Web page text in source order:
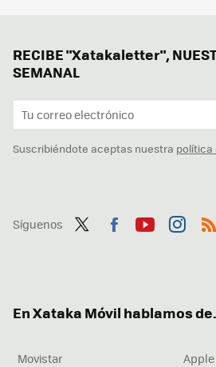
RECIBE "Xatakaletter",
SEMANAL
Suscribiéndote aceptas nuestra política
Síguenos
En Xataka Móvil hablamos
Movistar
Apple